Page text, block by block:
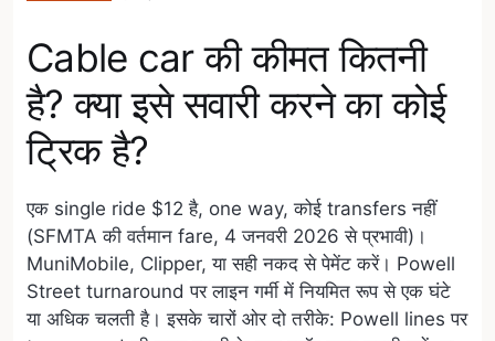
Cable car की कीमत कितनी
है? क्या इसे सवारी करने का कोई
ट्रिक है?
एक single ride $12 है, one way, कोई transfers नहीं
(SFMTA की वर्तमान fare, 4 जनवरी 2026 से प्रभावी)।
MuniMobile, Clipper, या सही नकद से पेमेंट करें। Powell
Street turnaround पर लाइन गर्मी में नियमित रूप से एक घंटे
या अधिक चलती है। इसके चारों ओर दो तरीके: Powell lines पर